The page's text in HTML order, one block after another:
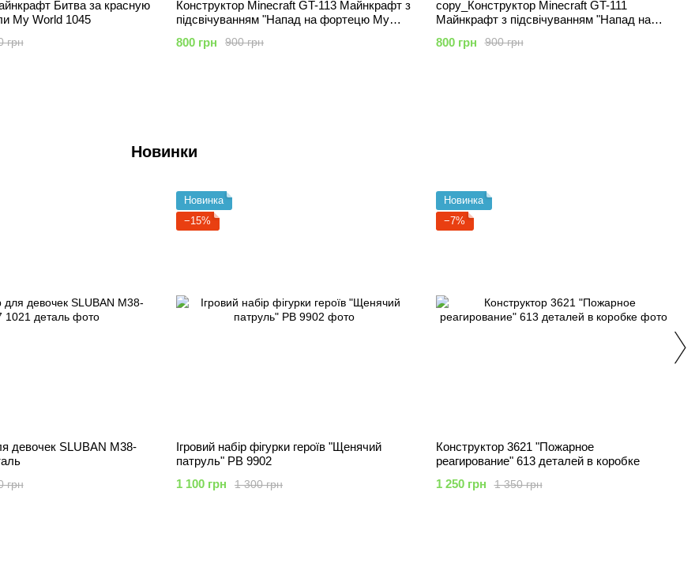
Битва за красную
My World 1045
грн
Конструктор Minecraft GT-113 Майнкрафт з
підсвічуванням "Напад на фортецю My
900 грн
800 грн
copy_Конструктор Minecraft GT-111
Майнкрафт з підсвічуванням "Напад на
900 грн
800 грн
Новинки
девочек SLUBAN M38-
грн
Новинка
−15%
Ігровий набір фігурки героїв "Щенячий
патруль" PB 9902
1 300 грн
1 100 грн
Новинка
−7%
Конструктор 3621 "Пожарное
реагирование" 613 деталей в коробке
1 350 грн
1 250 грн